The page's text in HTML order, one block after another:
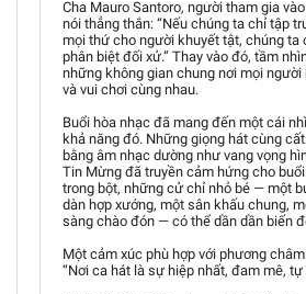
Cha Mauro Santoro, người tham gia
nói thẳng thắn: “Nếu chúng ta chỉ tập
mọi thứ cho người khuyết tật, chúng ta
phân biệt đối xử.” Thay vào đó, tầm
những không gian chung nơi mọi người
và vui chơi cùng nhau.
Buổi hòa nhạc đã mang đến một cái
khả năng đó. Những giọng hát cùng
bằng âm nhạc dường như vang vọng
Tin Mừng đã truyền cảm hứng cho
trong bột, những cử chỉ nhỏ bé — một
dàn hợp xướng, một sân khấu chung,
sàng chào đón — có thể dần dần biến
Một cảm xúc phù hợp với phương
“Nơi ca hát là sự hiệp nhất, đam mê, tự